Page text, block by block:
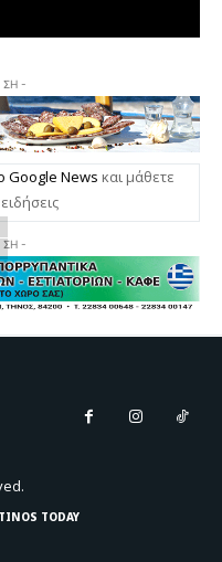
ΣΗ -
Google News και μάθετε
ΣΗ -
TINOS TODAY